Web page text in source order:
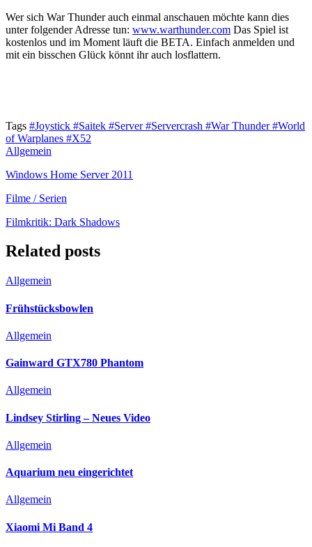
Wer sich War Thunder auch einmal anschauen möchte kann dies
unter folgender Adresse tun: www.warthunder.com Das Spiel ist
kostenlos und im Moment läuft die BETA. Einfach anmelden und
mit ein bisschen Glück könnt ihr auch losflattern.
Tags #Joystick #Saitek #Server#Servercrash #War Thunder#World
of Warplanes #X52
Allgemein
Windows Home Server 2011
Filme / Serien
Filmkritik: Dark Shadows
Related posts
Allgemein
Frühstücksbowlen
Allgemein
Gainward GTX780 Phantom
Allgemein
Lindsey Stirling – Neues Video
Allgemein
Aquarium neu eingerichtet
Allgemein
Xiaomi Mi Band 4